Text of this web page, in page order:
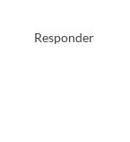
Responder